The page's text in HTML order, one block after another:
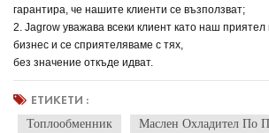
гарантира, че нашите клиенти се възползват;
2. Jagrow уважава всеки клиент като наш
бизнес и се сприятеляваме с тях,
без значение откъде идват.
ЕТИКЕТИ :
Топлообменник
Маслен Охладител По